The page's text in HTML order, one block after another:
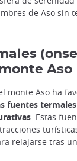
de Aso sin
Aso
monte Aso ha
fuentes
. Estas
relajarse tras